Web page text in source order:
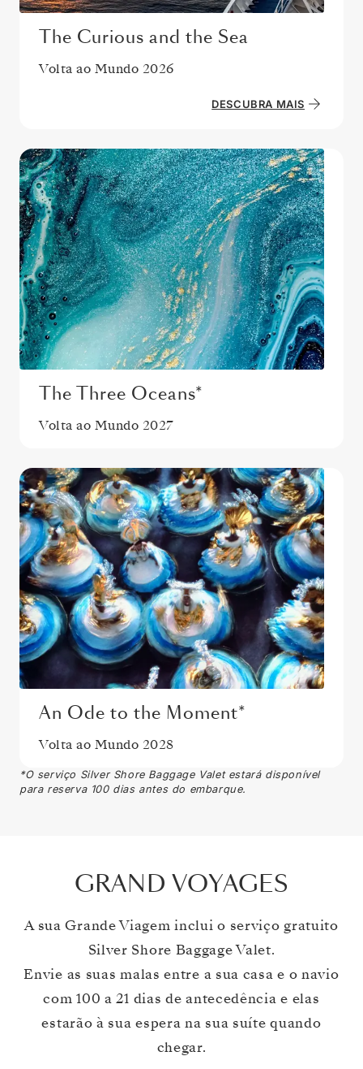
The Curious and the Sea
Volta ao Mundo 2026
DESCUBRA MAIS
The Three Oceans*
Volta ao Mundo 2027
An Ode to the Moment*
Volta ao Mundo 2028
*O serviço Silver Shore Baggage Valet estará disponível
para reserva 100 dias antes do embarque.
GRAND VOYAGES
A sua Grande Viagem inclui o serviço gratuito
Silver Shore Baggage Valet.
Envie as suas malas entre a sua casa e o navio
com 100 a 21 dias de antecedência e elas
estarão à sua espera na sua suíte quando
chegar.